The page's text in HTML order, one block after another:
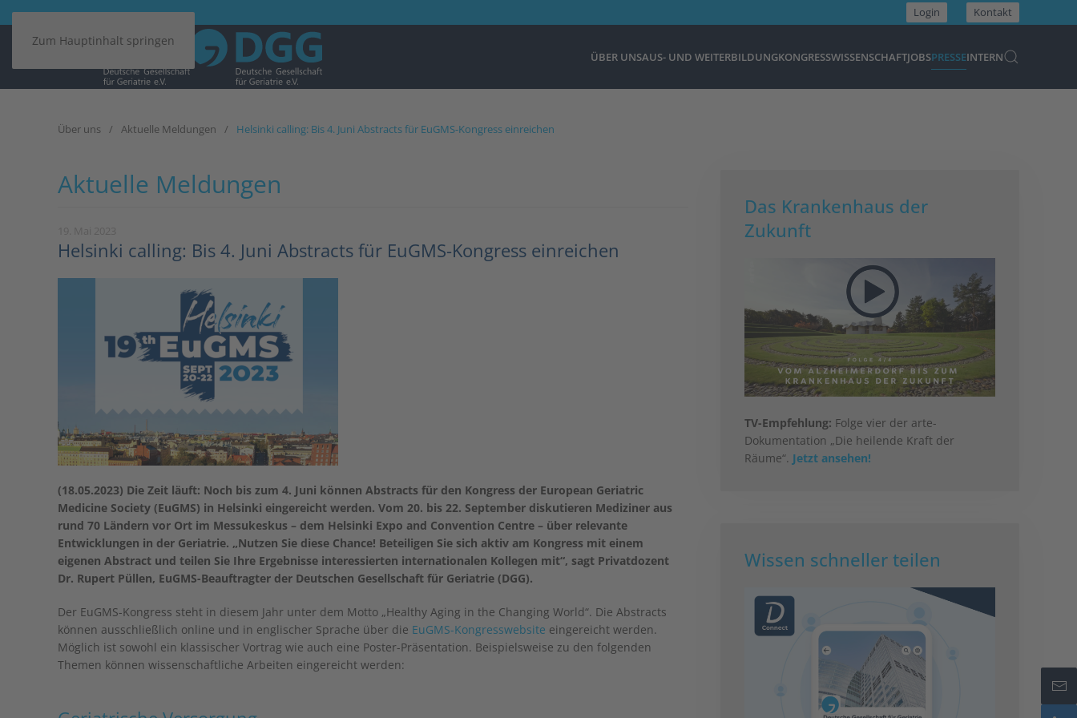
Zum Hauptinhalt springen
Login Kontakt
ÜBER UNSAUS- UND WEITERBILDUNGKONGRESSWISSENSCHAFTJOBSPRESSEINTERN
Über uns Aktuelle Meldungen Helsinki calling: Bis 4. Juni Abstracts für EuGMS-Kongress einreichen
Aktuelle Meldungen
Helsinki calling: Bis 4. Juni Abstracts für EuGMS-Kongress einreichen
(18.05.2023) Die Zeit läuft: Noch bis zum 4. Juni können Abstracts für den Kongress der European Geriatric
Medicine Society (EuGMS) in Helsinki eingereicht werden. Vom 20. bis 22. September diskutieren Mediziner aus
rund 70 Ländern vor Ort im Messukeskus – dem Helsinki Expo and Convention Centre – über relevante
Entwicklungen in der Geriatrie. „Nutzen Sie diese Chance! Beteiligen Sie sich aktiv am Kongress mit einem
eigenen Abstract und teilen Sie Ihre Ergebnisse interessierten internationalen Kollegen mit“, sagt Privatdozent
Dr. Rupert Püllen, EuGMS-Beauftragter der Deutschen Gesellschaft für Geriatrie (DGG).
Der EuGMS-Kongress steht in diesem Jahr unter dem Motto „Healthy Aging in the Changing World“. Die Abstracts
können ausschließlich online und in englischer Sprache über die EuGMS-Kongresswebsite eingereicht werden.
Möglich ist sowohl ein klassischer Vortrag wie auch eine Poster-Präsentation. Beispielsweise zu den folgenden
Themen können wissenschaftliche Arbeiten eingereicht werden:
Das Krankenhaus der
Zukunft
TV-Empfehlung: Folge vier der arte-
Dokumentation „Die heilende Kraft der
Räume“. Jetzt ansehen!
Wissen schneller teilen